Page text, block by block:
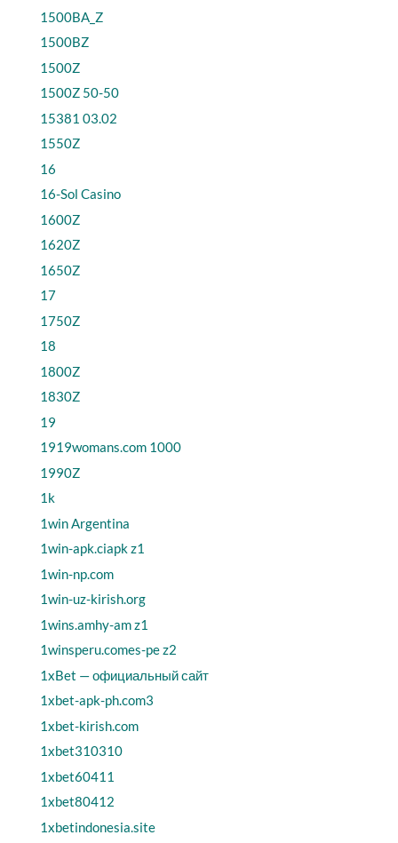
1500BA_Z
1500BZ
1500Z
1500Z 50-50
15381 03.02
1550Z
16
16-Sol Casino
1600Z
1620Z
1650Z
17
1750Z
18
1800Z
1830Z
19
1919womans.com 1000
1990Z
1k
1win Argentina
1win-apk.ciapk z1
1win-np.com
1win-uz-kirish.org
1wins.amhy-am z1
1winsperu.comes-pe z2
1xBet — официальный сайт
1xbet-apk-ph.com3
1xbet-kirish.com
1xbet310310
1xbet60411
1xbet80412
1xbetindonesia.site